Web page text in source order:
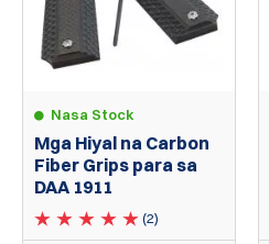
Nasa Stock
Mga Hiyal na Carbon
Fiber Grips para sa
DAA 1911
(2)